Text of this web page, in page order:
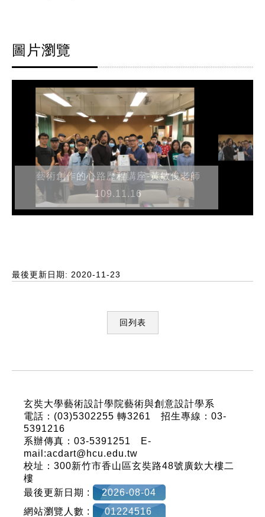
圖片瀏覽
藝術創作的心路歷程講座-黃敏俊老師
109.11.16
最後更新日期: 2020-11-23
回列表
玄奘大學藝術設計學院藝術與創意設計學系
電話：(03)5302255 轉3261 招生專線：03-
5391216
系辦傳真：03-5391251 E-
mail:acdart@hcu.edu.tw
校址：300新竹市香山區玄奘路48號廣欽大樓二
樓
最後更新日期 :
2026-08-04
網站瀏覽人數 :
01224516